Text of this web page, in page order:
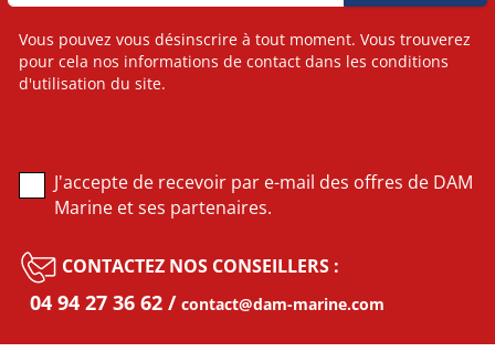
Vous pouvez vous désinscrire à tout moment. Vous trouverez
pour cela nos informations de contact dans les conditions
d'utilisation du site.
J'accepte de recevoir par e-mail des offres de DAM
Marine et ses partenaires.
CONTACTEZ NOS CONSEILLERS :
04 94 27 36 62 contact@dam-marine.com